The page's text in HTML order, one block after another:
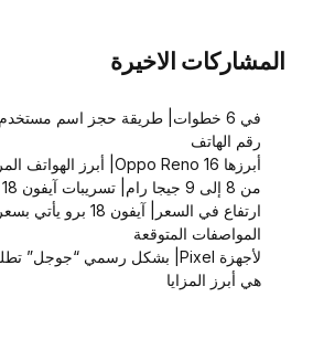
المشاركات الاخيرة
في 6 خطوات| طريقة حجز اسم
رقم الهاتف
أبرزها Oppo Reno 16| أبرز الهواتف المرتقبة في يوليو 2026
من 8 إلى 9 جيجا رام| تسريبات آيفون 18 الأساسي
المواصفات المتوقعة
هي أبرز المزايا